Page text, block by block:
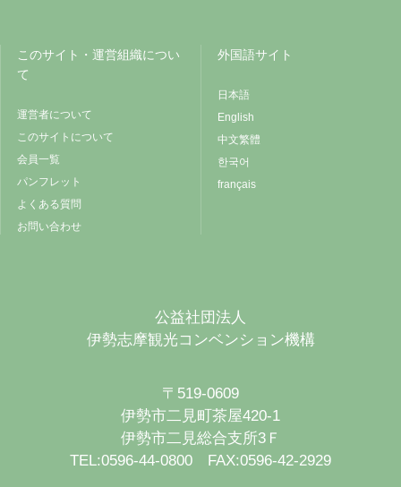
このサイト・運営組織につい
て
運営者について
このサイトについて
会員一覧
パンフレット
よくある質問
お問い合わせ
外国語サイト
日本語
English
中文繁體
한국어
français
公益社団法人
伊勢志摩観光コンベンション機構
〒519-0609
伊勢市二見町茶屋420-1
伊勢市二見総合支所3Ｆ
TEL:0596-44-0800 FAX:0596-42-2929